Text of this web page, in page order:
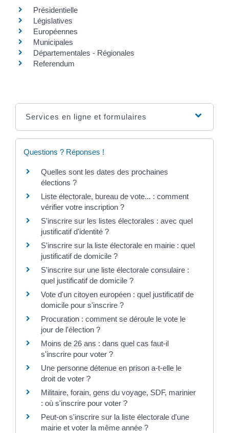
Présidentielle
Législatives
Européennes
Municipales
Départementales - Régionales
Referendum
Services en ligne et formulaires
Questions ? Réponses !
Quelles sont les dates des prochaines
élections ?
Liste électorale, bureau de vote... : comment
vérifier votre inscription ?
S'inscrire sur les listes électorales : avec quel
justificatif d'identité ?
S'inscrire sur la liste électorale en mairie : quel
justificatif de domicile ?
S'inscrire sur une liste électorale consulaire :
quel justificatif de domicile ?
Vote d'un citoyen européen : quel justificatif de
domicile pour s'inscrire ?
Procuration : comment se déroule le vote le
jour de l'élection ?
Moins de 26 ans : dans quel cas faut-il
s'inscrire pour voter ?
Une personne détenue en prison a-t-elle le
droit de voter ?
Militaire, forain, gens du voyage, SDF, marinier
: où s'inscrire pour voter ?
Peut-on s'inscrire sur la liste électorale d'une
mairie et voter la même année ?